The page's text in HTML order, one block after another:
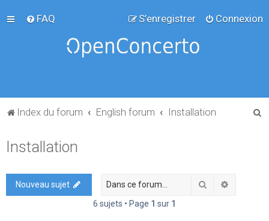
FAQ Connexion
S’enregistrer
Index du forum English forum Installation
Installation
Nouveau sujet Rechercher
6 sujets • Page 1 sur 1